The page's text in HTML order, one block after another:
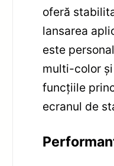
oferă
lansarea
este
multi-color
funcțiile
ecranul de